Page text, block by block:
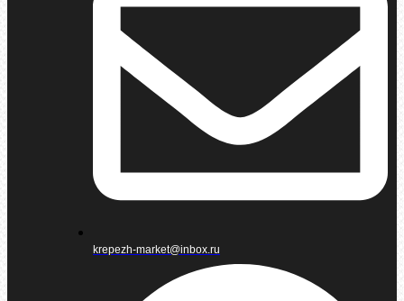
krepezh-market@inbox.ru